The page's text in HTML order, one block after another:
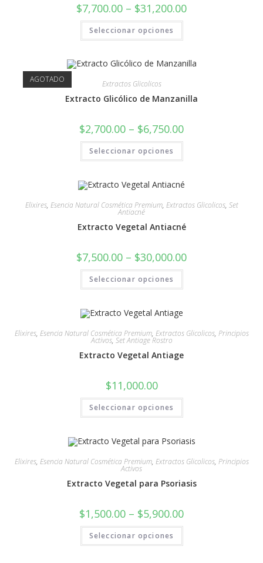
$7,700.00 – $31,200.00
Seleccionar opciones
AGOTADO Extractos Glicolicos
Extracto Glicólico de Manzanilla
$2,700.00 – $6,750.00
Seleccionar opciones
Elixires, Esencia Natural Cosmética Premium, Extractos Glicolicos, Set
Antiacné
Extracto Vegetal Antiacné
$7,500.00 – $30,000.00
Seleccionar opciones
Elixires, Esencia Natural Cosmética Premium, Extractos Glicolicos, Principios
Activos, Set Antiage Rostro
Extracto Vegetal Antiage
$11,000.00
Seleccionar opciones
Elixires, Esencia Natural Cosmética Premium, Extractos Glicolicos, Principios
Activos
Extracto Vegetal para Psoriasis
$1,500.00 – $5,900.00
Seleccionar opciones